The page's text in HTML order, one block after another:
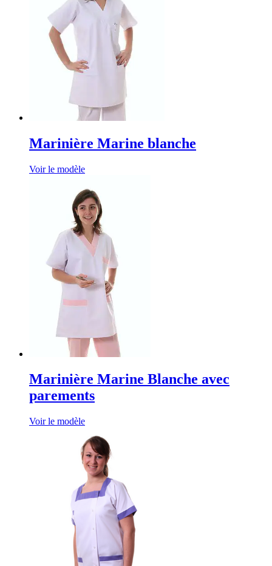
Marinière Marine blanche
Voir le modèle
Marinière Marine Blanche avec
parements
Voir le modèle